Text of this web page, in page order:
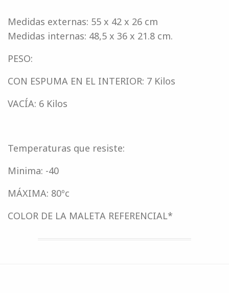
Medidas externas: 55 x 42 x 26 cm
Medidas internas: 48,5 x 36 x 21.8 cm.
PESO:
CON ESPUMA EN EL INTERIOR: 7 Kilos
VACÍA: 6 Kilos
Temperaturas que resiste:
Minima: -40
MÁXIMA: 80ºc
COLOR DE LA MALETA REFERENCIAL*